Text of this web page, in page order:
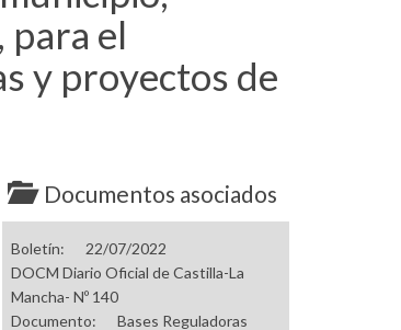
para el
y proyectos de
Documentos asociados
Boletín:
22/07/2022
DOCM Diario Oficial de Castilla-La
Mancha- Nº 140
Documento:
Bases Reguladoras